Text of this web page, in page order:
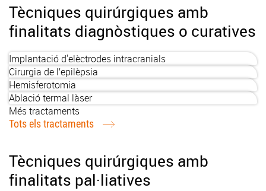
Tècniques quirúrgiques amb
finalitats diagnòstiques o curatives
Implantació d'elèctrodes intracranials
Cirurgia de l’epilèpsia
Hemisferotomia
Ablació termal làser
Més tractaments
Tots els tractaments
Tècniques quirúrgiques amb
finalitats pal·liatives